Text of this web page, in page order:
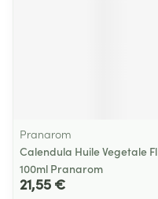
Pranarom
Calendula Huile Vegetale Fl
100ml Pranarom
21,55 €